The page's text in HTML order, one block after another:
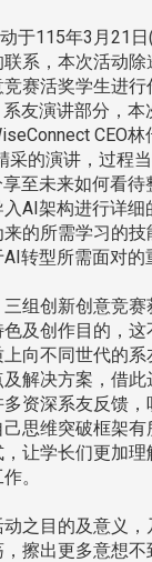
于115年3月21日
系，本次活动除
赛活奖学生进行
友演讲部分，本
CEO
采的演讲，过程
至未来如何看待
AI架构进行详细
的所需学习的
转型所需面对的
组创新创意竞赛
及创作目的，这
向不同世代的
解决方案，借此
资深系友反馈，
思维突破框架
让学长们更加
。
之目的及意义，
擦出更多意想